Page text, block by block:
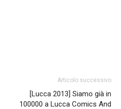
Articolo successivo
[Lucca 2013] Siamo già in
100000 a Lucca Comics And